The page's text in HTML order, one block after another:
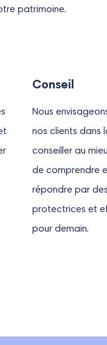
patrimoine.
Conseil
Nous
nos clients dans
conseiller au
de comprendre
répondre par
protectrices et
pour demain.